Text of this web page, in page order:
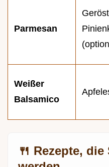
Parmesan
Weißer
Balsamico
🍴 Rezepte,